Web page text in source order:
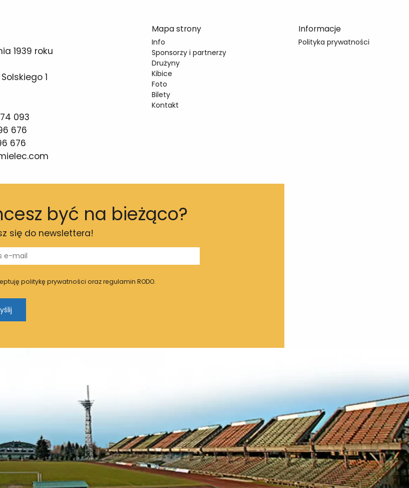
1939 roku
1
093
676
676
Mapa strony
Info
Sponsorzy i partnerzy
Drużyny
Kibice
Foto
Bilety
Kontakt
Informacje
Polityka prywatności
być na bieżąco?
się do newslettera!
politykę prywatności oraz regulamin RODO.